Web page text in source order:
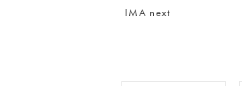
IMA next